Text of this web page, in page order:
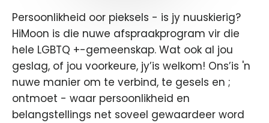
Persoonlikheid oor pieksels - is jy nuuskierig?
HiMoon is die nuwe afspraakprogram vir die
hele LGBTQ +-gemeenskap. Wat ook al jou
geslag, of jou voorkeure, jy’is welkom! Ons’is 'n
nuwe manier om te verbind, te gesels en ;
ontmoet - waar persoonlikheid en
belangstellings net soveel gewaardeer word